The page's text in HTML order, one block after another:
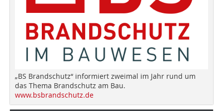
„BS Brandschutz“ informiert zweimal im Jahr rund um
das Thema Brandschutz am Bau.
www.bsbrandschutz.de